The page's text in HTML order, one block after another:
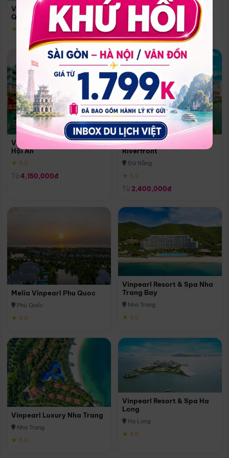
Vinpearl Resort & Spa Phu
Quoc
★ 5.0
Quoc
Phú Quốc
★ 5.0
Vinpearl Resort & Golf Nam
Hội An
★ 5.0
Từ 4,150,000đ
Melia Vinpearl Danang
Riverfront
Đà Nẵng
★ 5.0
Từ 2,400,000đ
Melia Vinpearl Phu Quoc
Phú Quốc
★ 5.0
Vinpearl Resort & Spa Nha
Trang Bay
Nha Trang
★ 5.0
Vinpearl Luxury Nha Trang
Nha Trang
★ 5.0
Vinpearl Resort & Spa Ha
Long
Hạ Long
★ 5.0